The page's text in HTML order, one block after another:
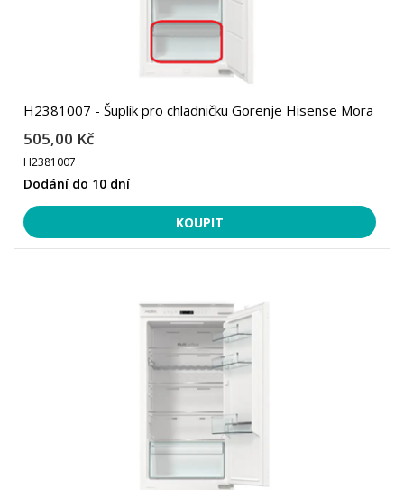
H2381007 - Šuplík pro chladničku Gorenje Hisense Mora
505,00 Kč
H2381007
Dodání do 10 dní